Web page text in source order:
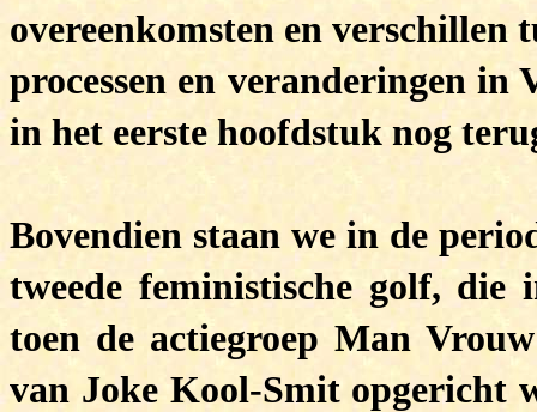
overeenkomsten en verschillen
processen en veranderingen
in het eerste hoofdstuk nog
Bovendien staan we in de
tweede feministische golf,
toen de actiegroep Man
van Joke Kool-Smit opgericht